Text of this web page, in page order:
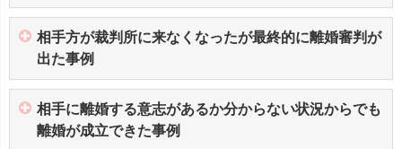
相手方が裁判所に来なくなったが最終的に離婚審判が
出た事例
相手に離婚する意志があるか分からない状況からでも
離婚が成立できた事例